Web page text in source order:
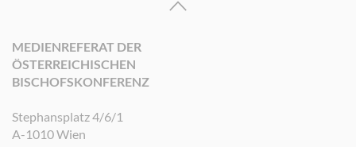
MEDIENREFERAT DER
ÖSTERREICHISCHEN
BISCHOFSKONFERENZ
Stephansplatz 4/6/1
A-1010 Wien